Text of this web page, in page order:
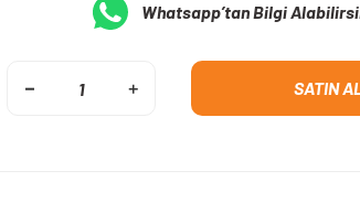
Whatsapp’tan Bilgi
SATIN